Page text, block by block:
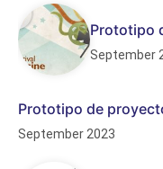
Prototipo
September
Prototipo de
September 2023